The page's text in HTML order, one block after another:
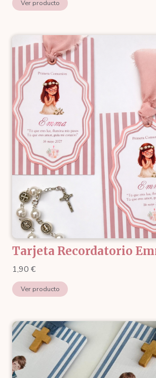
Ver producto
Tarjeta Recordatorio
1,90 €
Ver producto